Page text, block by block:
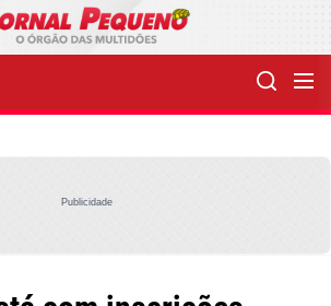
Publicidade